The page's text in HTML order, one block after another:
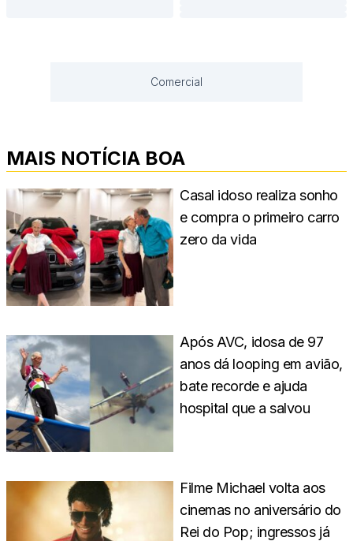
Comercial
MAIS NOTÍCIA BOA
Casal idoso realiza sonho
e compra o primeiro carro
zero da vida
Após AVC, idosa de 97
anos dá looping em avião,
bate recorde e ajuda
hospital que a salvou
Filme Michael volta aos
cinemas no aniversário do
Rei do Pop; ingressos já